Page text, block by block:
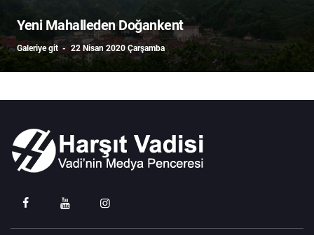
Yeni Mahalleden Doğankent
Galeriye git 22 Nisan 2020 Çarşamba